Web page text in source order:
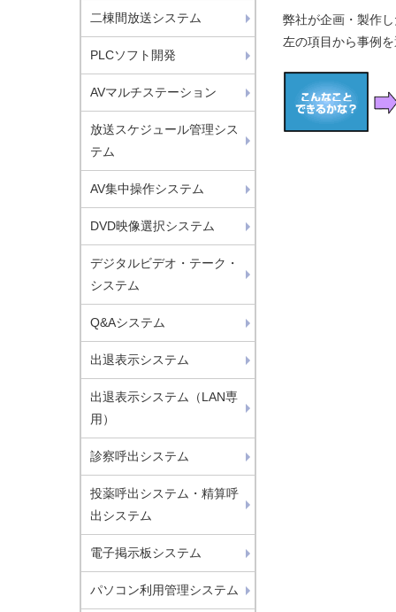
二棟間放送システム
PLCソフト開発
AVマルチステーション
放送スケジュール管理シス
テム
AV集中操作システム
DVD映像選択システム
デジタルビデオ・テーク・
システム
Q&Aシステム
出退表示システム
出退表示システム（LAN専
用）
診察呼出システム
投薬呼出システム・精算呼
出システム
電子掲示板システム
パソコン利用管理システム
弊社が企画・製作
左の項目から事例